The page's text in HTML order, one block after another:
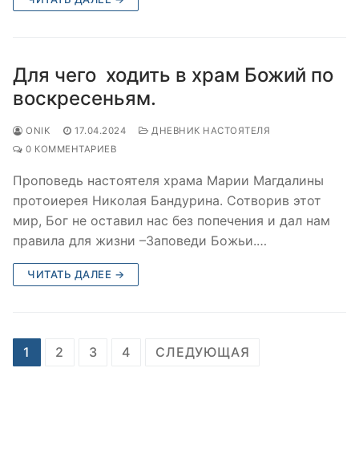
Для чего ходить в храм Божий по
воскресеньям.
ONIK 17.04.2024
ДНЕВНИК НАСТОЯТЕЛЯ
0 КОММЕНТАРИЕВ
Проповедь настоятеля храма Марии Магдалины
протоиерея Николая Бандурина. Сотворив этот
мир, Бог не оставил нас без попечения и дал нам
правила для жизни –Заповеди Божьи.…
ЧИТАТЬ ДАЛЕЕ →
Пагинация
1 2 3 4 СЛЕДУЮЩАЯ